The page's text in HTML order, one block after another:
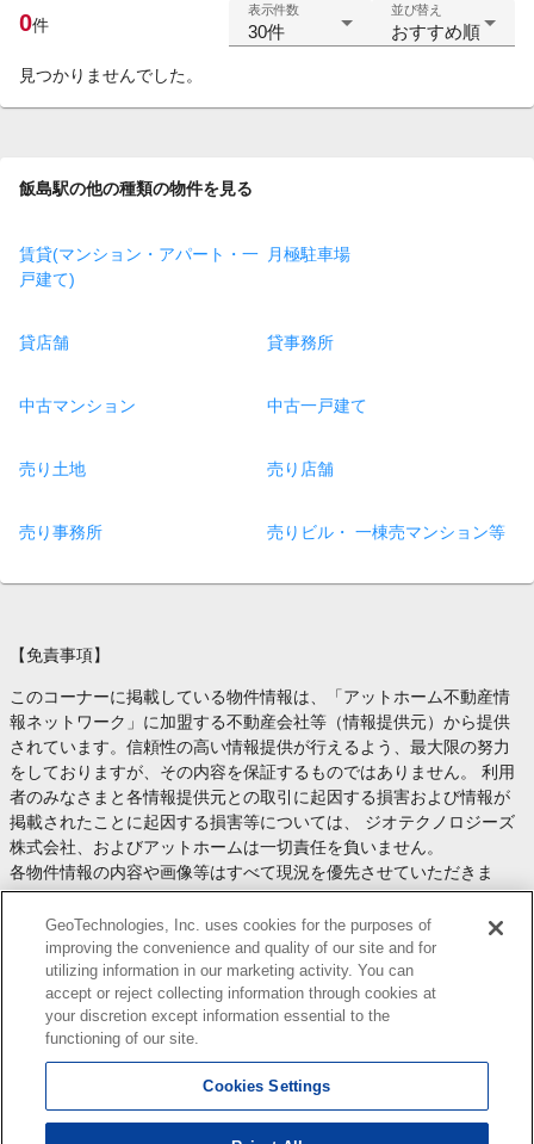
0件
表示件数
30件
並び替え
おすすめ順
見つかりませんでした。
飯島駅の他の種類の物件を見る
賃貸(マンション・アパート・一
戸建て)
月極駐車場
貸店舗 貸事務所
中古マンション 中古一戸建て
売り土地 売り店舗
売り事務所 売りビル・ 一棟売マンション等
【免責事項】
このコーナーに掲載している物件情報は、「アットホーム不動産情
報ネットワーク」に加盟する不動産会社等（情報提供元）から提供
されています。信頼性の高い情報提供が行えるよう、最大限の努力
をしておりますが、その内容を保証するものではありません。 利用
者のみなさまと各情報提供元との取引に起因する損害および情報が
掲載されたことに起因する損害等については、 ジオテクノロジーズ
株式会社、およびアットホームは一切責任を負いません。
各物件情報の内容や画像等はすべて現況を優先させていただきま
す。
お取引等（お取引の準備、資金調達等を含みます）の際には、内容
や契約条件等について、 各情報提供元より十分な説明を受け、ご自
身でご確認の上、判断してください。
このコーナーへの物件情報のご掲載、その他不動産業務ソリューシ
ョン等についての不動産会社様のお問合せはこちら
します。
GeoTechnologies, Inc. uses cookies for the purposes of
improving the convenience and quality of our site and for
utilizing information in our marketing activity. You can
accept or reject collecting information through cookies at
your discretion except information essential to the
functioning of our site.
Cookies Settings